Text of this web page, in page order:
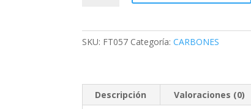
SKU: FT057 Categoría:CARBONES
Descripción Valoraciones (0)